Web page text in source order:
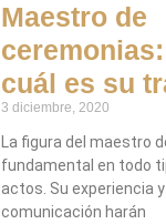
Maestro de
cuál es su
3 diciembre, 2020
La figura del maestro
fundamental en todo
actos. Su experiencia
comunicación harán